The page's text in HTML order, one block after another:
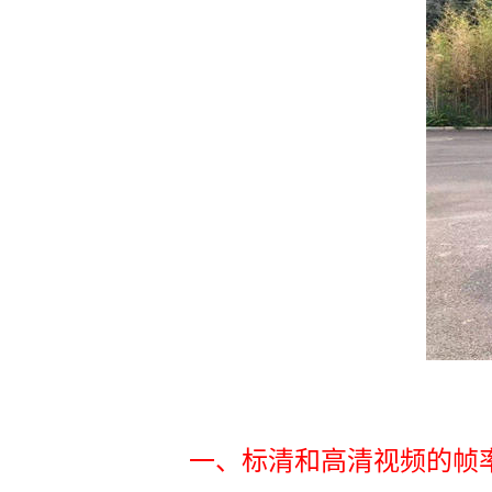
一、标清和高清视频的帧